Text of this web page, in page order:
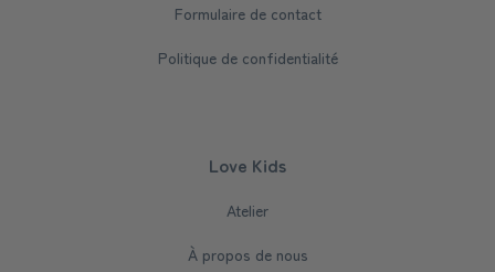
Formulaire de contact
Politique de confidentialité
Love Kids
Atelier
À propos de nous